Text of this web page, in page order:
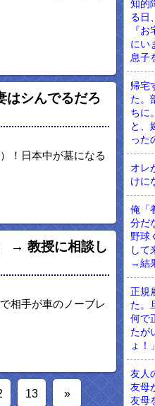
はシんでるだろ
！日本中が墓になる
→ 教授に相談し
相手が車のノーブレ
13 »
知的
る日
『
にい
息子
帰宅
た。
ちに
と、
った
オレ
けに
俺「
分だ
野球
して
→結
正規
た。
何で
たが
ょ
友人
友母
友母